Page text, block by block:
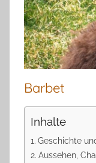
Barbet
Inhalte
Geschichte
Aussehen,